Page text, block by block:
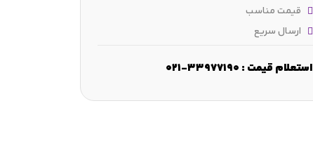
مقطع شعاعی :
قیمت مناسب
ارسال سریع
استعلام قیمت : 33977190-021